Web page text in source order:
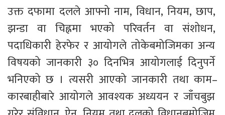
उक्त दफामा दलले आफ्नो नाम, विधान, नियम, छाप,
झन्डा वा चिह्नमा भएको परिवर्तन वा संशोधन,
पदाधिकारी हेरफेर र आयोगले तोकेबमोजिमका अन्य
विषयको जानकारी ३० दिनभित्र आयोगलाई दिनुपर्ने
भनिएको छ । त्यसरी आएको जानकारी तथा काम–
कारबाहीबारे आयोगले आवश्यक अध्ययन र जाँचबुझ